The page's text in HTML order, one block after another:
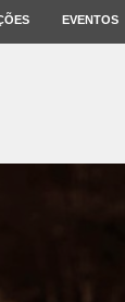
EVENTOS